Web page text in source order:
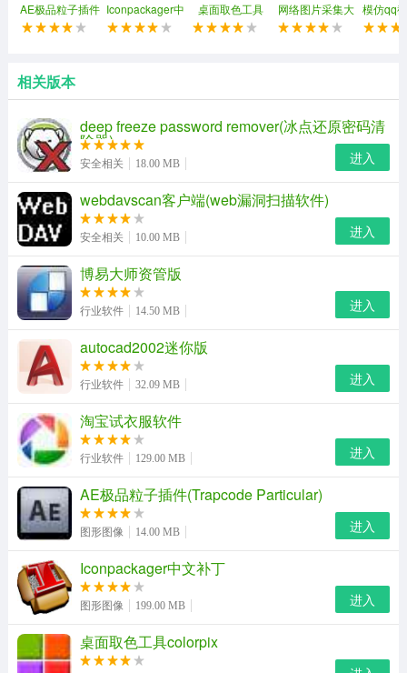
软件特点
通过windows图片查看器，我们可以放大或缩小图像预览
大小；以窗口的全屏大小或最佳适应查看图像管理图像文
件，以及打印、保存、删除或更改文件详细信息，并实现
将图像向右或向左旋转90度等超强功能。
2、浏览图片和幻灯片
双击图片文件，系统会自动使用windows图片和传真查看
片，单击左边的“作为幻灯片查看”按钮(也可以使用快捷键
f11)即可按幻灯片方式显示图片。在幻灯片放映时，屏幕
右上角会出现一个工具栏(如右图所示)，提供开始、暂停、
向前、向后或停止幻灯片放映的操作。您也可以使用左右
箭头键向后或向前移动图片，或单击照片向前放映。
软件亮点
AE极品粒子插件
(Trapcode
Iconpackager中
文补丁
桌面取色工具
colorpix
网络图片采集大
师软件
模仿qq
相关版本
deep freeze password remover(冰点还原密码清
除器)
安全相关 18.00 MB 进入
webdavscan客户端(web漏洞扫描软件)
安全相关 10.00 MB 进入
博易大师资管版
行业软件 14.50 MB 进入
autocad2002迷你版
行业软件 32.09 MB 进入
淘宝试衣服软件
行业软件 129.00 MB 进入
AE极品粒子插件(Trapcode Particular)
图形图像 14.00 MB 进入
Iconpackager中文补丁
图形图像 199.00 MB 进入
桌面取色工具colorpix